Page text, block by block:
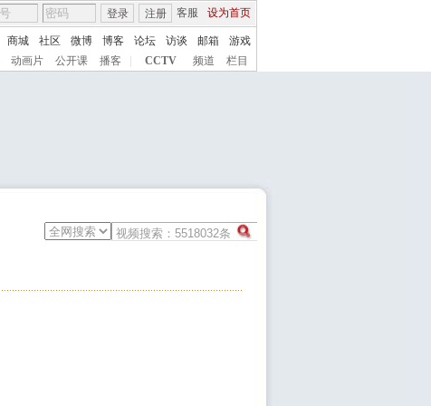
客服 设为首页
登录 注册
商城 社区 微博 博客 论坛 访谈 邮箱
游戏
动画片 公开课 播客 CCTV 频道 栏目